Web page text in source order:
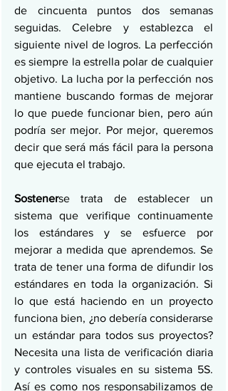
de cincuenta puntos dos semanas
seguidas. Celebre y establezca el
siguiente nivel de logros. La perfección
es siempre la estrella polar de cualquier
objetivo. La lucha por la perfección nos
mantiene buscando formas de mejorar
lo que puede funcionar bien, pero aún
podría ser mejor. Por mejor, queremos
decir que será más fácil para la persona
que ejecuta el trabajo.
Sostenerse trata de establecer un
sistema que verifique continuamente
los estándares y se esfuerce por
mejorar a medida que aprendemos. Se
trata de tener una forma de difundir los
estándares en toda la organización. Si
lo que está haciendo en un proyecto
funciona bien, ¿no debería considerarse
un estándar para todos sus proyectos?
Necesita una lista de verificación diaria
y controles visuales en su sistema 5S.
Así es como nos responsabilizamos de